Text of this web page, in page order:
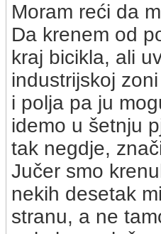
Moram reći da
Da krenem od
kraj bicikla, ali
industrijskoj
i polja pa ju
idemo u šetnju
tak negdje,
Jučer smo
nekih desetak
stranu, a ne